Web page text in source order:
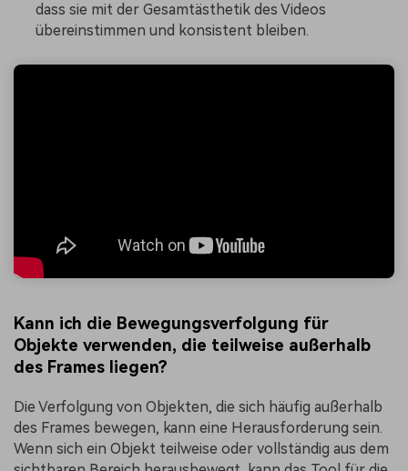
dass sie mit der Gesamtästhetik des Videos
übereinstimmen und konsistent bleiben.
Kann ich die Bewegungsverfolgung für
Objekte verwenden, die teilweise außerhalb
des Frames liegen?
Die Verfolgung von Objekten, die sich häufig außerhalb
des Frames bewegen, kann eine Herausforderung sein.
Wenn sich ein Objekt teilweise oder vollständig aus dem